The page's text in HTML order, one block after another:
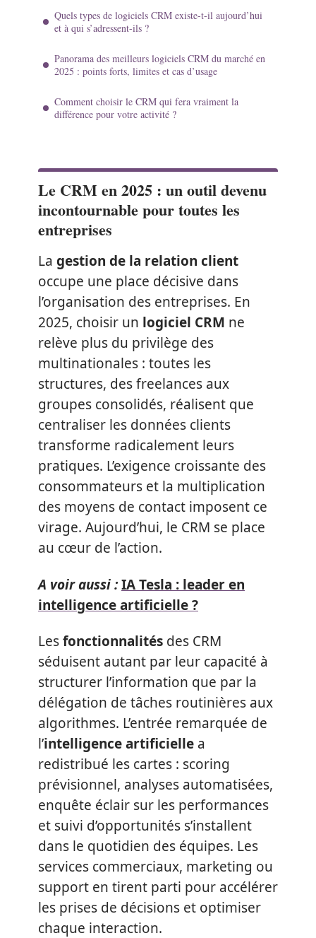
Quels types de logiciels CRM existe-t-il aujourd’hui
et à qui s’adressent-ils ?
Panorama des meilleurs logiciels CRM du marché en
2025 : points forts, limites et cas d’usage
Comment choisir le CRM qui fera vraiment la
différence pour votre activité ?
Le CRM en 2025 : un outil devenu
incontournable pour toutes les
entreprises
La gestion de la relation client
occupe une place décisive dans
l’organisation des entreprises. En
2025, choisir un logiciel CRM ne
relève plus du privilège des
multinationales : toutes les
structures, des freelances aux
groupes consolidés, réalisent que
centraliser les données clients
transforme radicalement leurs
pratiques. L’exigence croissante des
consommateurs et la multiplication
des moyens de contact imposent ce
virage. Aujourd’hui, le CRM se place
au cœur de l’action.
A voir aussi :IA Tesla : leader en
intelligence artificielle ?
Lesfonctionnalités des CRM
séduisent autant par leur capacité à
structurer l’information que par la
délégation de tâches routinières aux
algorithmes. L’entrée remarquée de
l’intelligence artificielle a
redistribué les cartes : scoring
prévisionnel, analyses automatisées,
enquête éclair sur les performances
et suivi d’opportunités s’installent
dans le quotidien des équipes. Les
services commerciaux, marketing ou
support en tirent parti pour accélérer
les prises de décisions et optimiser
chaque interaction.